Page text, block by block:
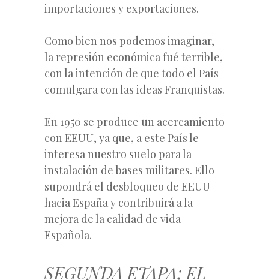
importaciones y exportaciones.
Como bien nos podemos imaginar,
la represión económica fué terrible,
con la intención de que todo el País
comulgara con las ideas Franquistas.
En 1950 se produce un acercamiento
con EEUU, ya que, a este País le
interesa nuestro suelo para la
instalación de bases militares. Ello
supondrá el desbloqueo de EEUU
hacia España y contribuirá a la
mejora de la calidad de vida
Española.
SEGUNDA ETAPA; EL